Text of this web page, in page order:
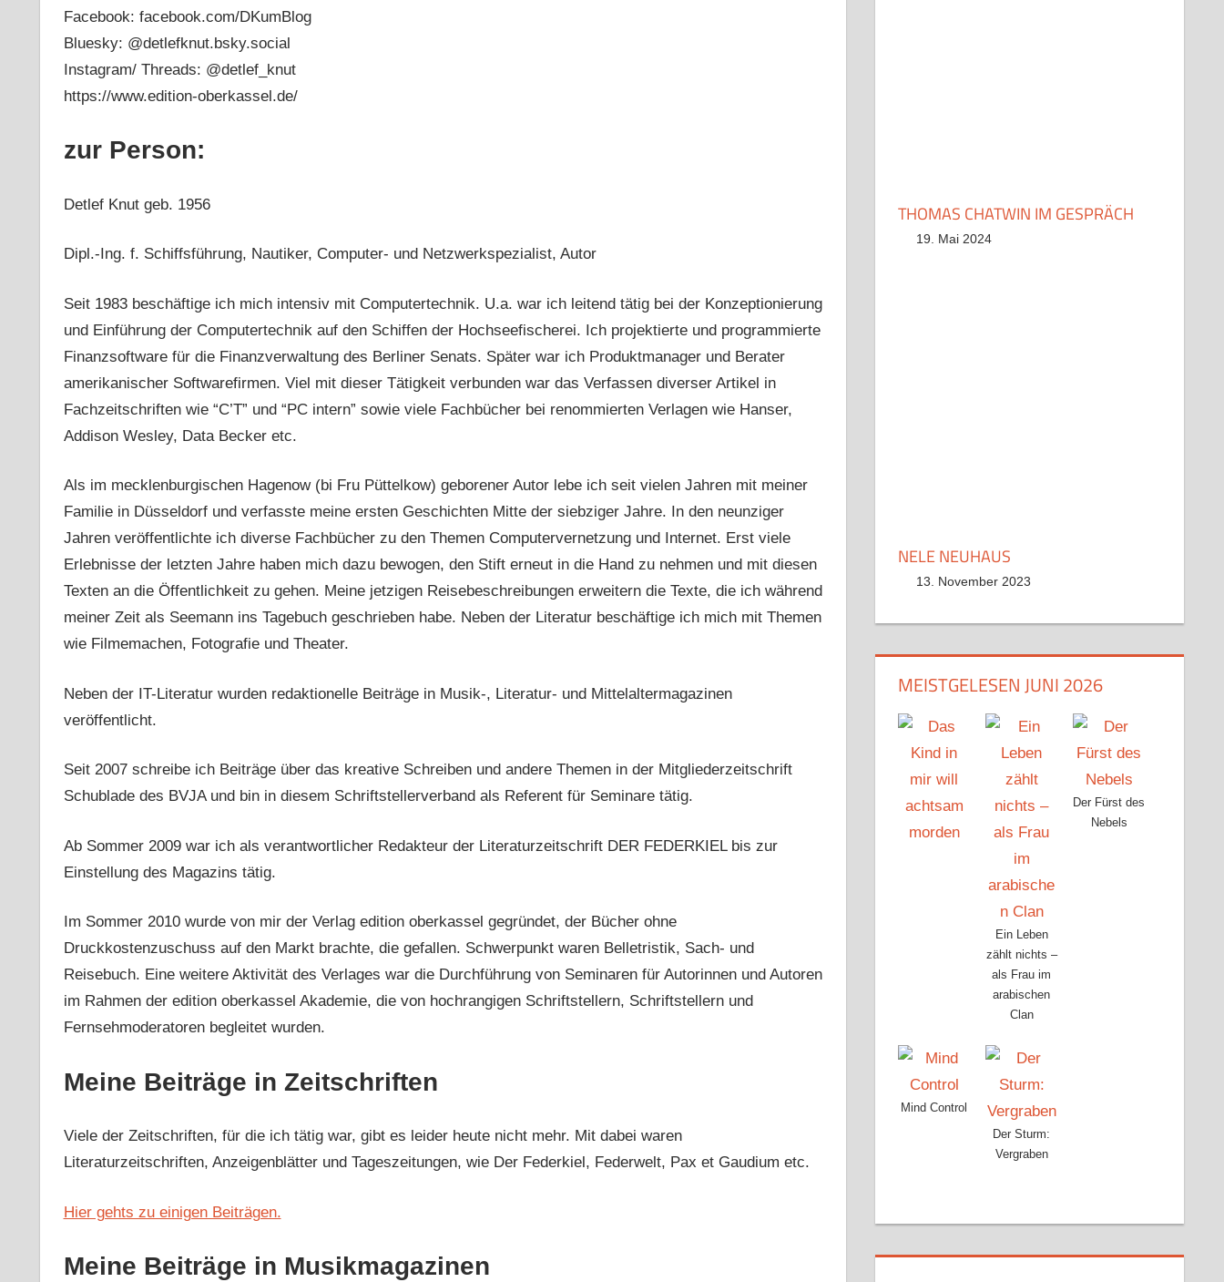
Facebook: facebook.com/DKumBlog
Bluesky: @detlefknut.bsky.social‬
Instagram/ Threads: @detlef_knut
https://www.edition-oberkassel.de/
zur Person:
Detlef Knut geb. 1956
Dipl.-Ing. f. Schiffsführung, Nautiker, Computer- und Netzwerkspezialist, Autor
Seit 1983 beschäftige ich mich intensiv mit Computertechnik. U.a. war ich leitend tätig bei der Konzeptionierung
und Einführung der Computertechnik auf den Schiffen der Hochseefischerei. Ich projektierte und programmierte
Finanzsoftware für die Finanzverwaltung des Berliner Senats. Später war ich Produktmanager und Berater
amerikanischer Softwarefirmen. Viel mit dieser Tätigkeit verbunden war das Verfassen diverser Artikel in
Fachzeitschriften wie “C’T” und “PC intern” sowie viele Fachbücher bei renommierten Verlagen wie Hanser,
Addison Wesley, Data Becker etc.
Als im mecklenburgischen Hagenow (bi Fru Püttelkow) geborener Autor lebe ich seit vielen Jahren mit meiner
Familie in Düsseldorf und verfasste meine ersten Geschichten Mitte der siebziger Jahre. In den neunziger
Jahren veröffentlichte ich diverse Fachbücher zu den Themen Computervernetzung und Internet. Erst viele
Erlebnisse der letzten Jahre haben mich dazu bewogen, den Stift erneut in die Hand zu nehmen und mit diesen
Texten an die Öffentlichkeit zu gehen. Meine jetzigen Reisebeschreibungen erweitern die Texte, die ich während
meiner Zeit als Seemann ins Tagebuch geschrieben habe. Neben der Literatur beschäftige ich mich mit Themen
wie Filmemachen, Fotografie und Theater.
Neben der IT-Literatur wurden redaktionelle Beiträge in Musik-, Literatur- und Mittelaltermagazinen
veröffentlicht.
Seit 2007 schreibe ich Beiträge über das kreative Schreiben und andere Themen in der Mitgliederzeitschrift
Schublade des BVJA und bin in diesem Schriftstellerverband als Referent für Seminare tätig.
Ab Sommer 2009 war ich als verantwortlicher Redakteur der Literaturzeitschrift DER FEDERKIEL bis zur
Einstellung des Magazins tätig.
Im Sommer 2010 wurde von mir der Verlag edition oberkassel gegründet, der Bücher ohne
Druckkostenzuschuss auf den Markt brachte, die gefallen. Schwerpunkt waren Belletristik, Sach- und
Reisebuch. Eine weitere Aktivität des Verlages war die Durchführung von Seminaren für Autorinnen und Autoren
im Rahmen der edition oberkassel Akademie, die von hochrangigen Schriftstellern, Schriftstellern und
Fernsehmoderatoren begleitet wurden.
Meine Beiträge in Zeitschriften
Viele der Zeitschriften, für die ich tätig war, gibt es leider heute nicht mehr. Mit dabei waren
Literaturzeitschriften, Anzeigenblätter und Tageszeitungen, wie Der Federkiel, Federwelt, Pax et Gaudium etc.
Hier gehts zu einigen Beiträgen.
Meine Beiträge in Musikmagazinen
THOMAS CHATWIN IM GESPRÄCH
19. Mai 2024
NELE NEUHAUS
13. November 2023
MEISTGELESEN JUNI 2026
Ein Leben
zählt nichts –
als Frau im
arabischen
Clan
Der Fürst des
Nebels
Mind Control
Der Sturm:
Vergraben